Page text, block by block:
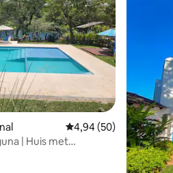
Gemiddelde
4,94 (50)
| Huis met